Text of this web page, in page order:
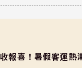
報喜！暑假客運熱